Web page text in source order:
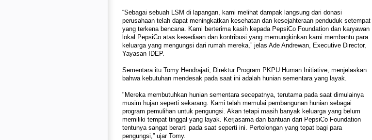
“Sebagai sebuah LSM di lapangan, kami melihat dampak langsung dari donasi
perusahaan telah dapat meningkatkan kesehatan dan kesejahteraan penduduk setempat
yang terkena bencana. Kami berterima kasih kepada PepsiCo Foundation dan karyawan
lokal PepsiCo atas kesediaan dan kontribusi yang memungkinkan kami membantu para
keluarga yang mengungsi dari rumah mereka,” jelas Ade Andrewan, Executive Director,
Yayasan IDEP.
Sementara itu Tomy Hendrajati, Direktur Program PKPU Human Initiative, menjelaskan
bahwa kebutuhan mendesak pada saat ini adalah hunian sementara yang layak.
"Mereka membutuhkan hunian sementara secepatnya, terutama pada saat dimulainya
musim hujan seperti sekarang. Kami telah memulai pembangunan hunian sebagai
program pemulihan untuk pengungsi. Akan tetapi masih banyak keluarga yang belum
memiliki tempat tinggal yang layak. Kerjasama dan bantuan dari PepsiCo Foundation
tentunya sangat berarti pada saat seperti ini. Pertolongan yang tepat bagi para
pengungsi,” ujar Tomy.